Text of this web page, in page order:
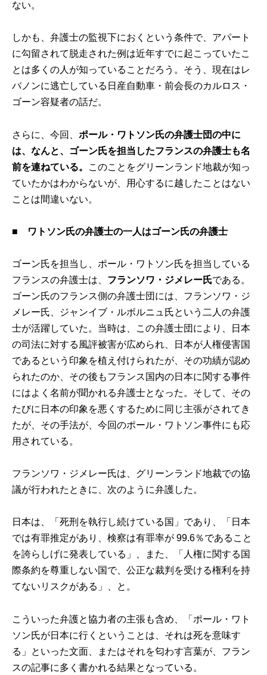
ない。
しかも、弁護士の監視下におくという条件で、アパート
に勾留されて脱走された例は近年すでに起こっていたこ
とは多くの人が知っていることだろう。そう、現在はレ
バノンに逃亡している日産自動車・前会長のカルロス・
ゴーン容疑者の話だ。
さらに、今回、ポール・ワトソン氏の弁護士団の中に
は、なんと、ゴーン氏を担当したフランスの弁護士も名
前を連ねている。
このことをグリーンランド地裁が知っ
ていたかはわからないが、用心するに越したことはない
ことは間違いない。
■ ワトソン氏の弁護士の一人はゴーン氏の弁護士
ゴーン氏を担当し、ポール・ワトソン氏を担当している
フランスの弁護士は、 フランソワ・ジメレー氏である。
ゴーン氏のフランス側の弁護士団には、フランソワ・ジ
メレー氏、ジャンイブ・ルボルニュ氏という二人の弁護
士が活躍していた。当時は、この弁護士団により、日本
の司法に対する風評被害が広められ、日本が人権侵害国
であるという印象を植え付けられたが、その功績が認め
られたのか、その後もフランス国内の日本に関する事件
にはよく名前が聞かれる弁護士となった。そして、その
たびに日本の印象を悪くするために同じ主張がされてき
たが、その手法が、今回のポール・ワトソン事件にも応
用されている。
フランソワ・ジメレー氏は、グリーンランド地裁での協
議が行われたときに、次のように弁護した。
日本は、「死刑を執行し続けている国」であり、「日本
では有罪推定があり、検察は有罪率が 99.6％であること
を誇らしげに発表している」、また、「人権に関する国
際条約を尊重しない国で、公正な裁判を受ける権利を持
てないリスクがある」、と。
こういった弁護と協力者の主張も含め、「ポール・ワト
ソン氏が日本に行くということは、それは死を意味す
る」といった文面、またはそれを匂わす言葉が、フラン
スの記事に多く書かれる結果となっている。